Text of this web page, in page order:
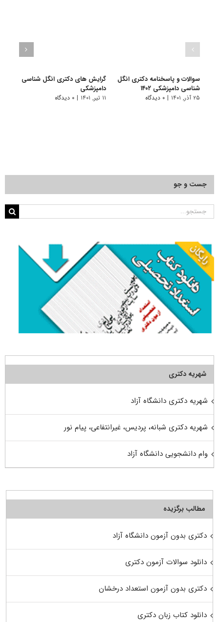
سوالات و پاسخنامه دکتری انگل
شناسی دامپزشکی ۱۴۰۲
۲۵ آذر, ۱۴۰۱ | ۰ دیدگاه
گرایش های دکتری انگل شناسی
دامپزشکی
۱۱ تیر, ۱۴۰۱ | ۰ دیدگاه
جست و جو
جستجو
شهریه دکتری
شهریه دکتری دانشگاه آزاد
شهریه دکتری شبانه، پردیس، غیرانتفاعی، پیام نور
وام دانشجویی دانشگاه آزاد
مطالب برگزیده
دکتری بدون آزمون دانشگاه آزاد
دانلود سوالات آزمون دکتری
دکتری بدون آزمون استعداد درخشان
دانلود کتاب زبان دکتری